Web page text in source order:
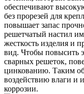
обеспечивают
без прорезей для
повышает запас
решетчатый настил
жесткость изделия и
вид. Чтобы повысить
сварных решеток,
цинкованию. Таким
воздействию влаги и
коррозии.